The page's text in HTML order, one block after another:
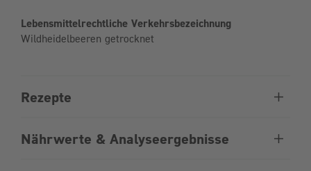
Lebensmittelrechtliche Verkehrsbezeichnung
Wildheidelbeeren getrocknet
Rezepte
Nährwerte & Analyseergebnisse